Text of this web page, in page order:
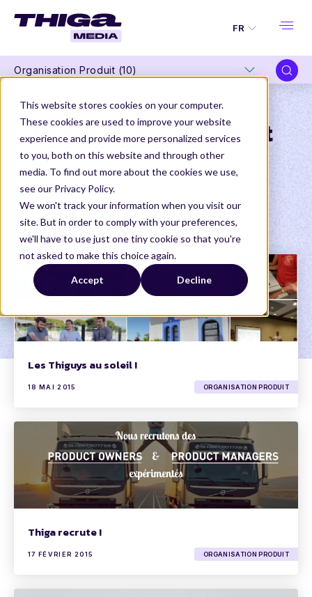
This website stores cookies on your computer.
These cookies are used to improve your website
experience and provide more personalized services
to you, both on this website and through other
media. To find out more about the cookies we use,
see our Privacy Policy.
We won't track your information when you visit our
site. But in order to comply with your preferences,
we'll have to use just one tiny cookie so that you're
not asked to make this choice again.
Accept Decline
FR
Organisation Produit (10)
Organisation Produit
Tous nos derniers articles sur l'orga Produit
Thiga Media Organisation Produit
Les Thiguys au soleil !
18 MAI 2015 ORGANISATION PRODUIT
Thiga recrute !
17 FÉVRIER 2015 ORGANISATION PRODUIT